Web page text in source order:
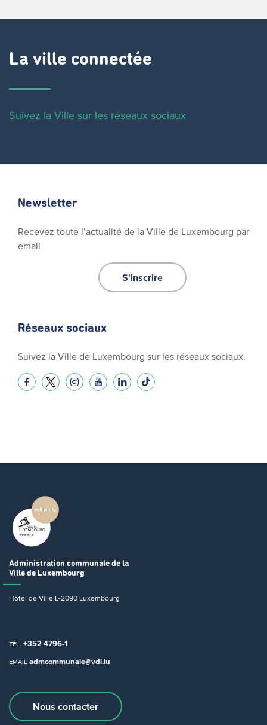
La ville connectée
Suivez la Ville sur les réseaux sociaux
Newsletter
Recevez toute l’actualité de la Ville de Luxembourg par
email
S'inscrire
Réseaux sociaux
Suivez la Ville de Luxembourg sur les réseaux sociaux.
Administration communale de la
Ville de Luxembourg
Hôtel de Ville L-2090 Luxembourg
TÉL. +352 4796-1
EMAIL admcommunale@vdl.lu
Nous contacter